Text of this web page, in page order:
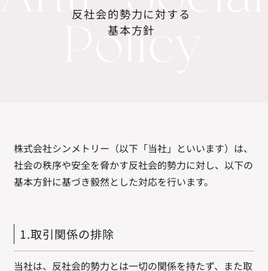
反社会的勢力に対する
基本方針
株式会社シンメトリー（以下「当社」といいます）は、
社会の秩序や安全を脅かす反社会的勢力に対し、以下の
基本方針に基づき毅然とした対応を行います。
1.取引関係の排除
当社は、反社会的勢力とは一切の関係を持たず、また取